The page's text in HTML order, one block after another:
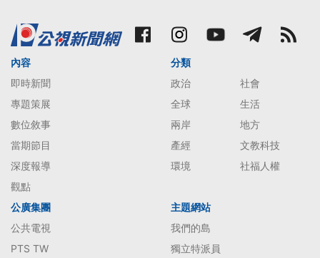
內容
即時新聞
專題策展
數位敘事
當期節目
深度報導
觀點
分類
政治
社會
全球
生活
兩岸
地方
產經
文教科技
環境
社福人權
公廣集團
公共電視
PTS TW
主題網站
我們的島
獨立特派員